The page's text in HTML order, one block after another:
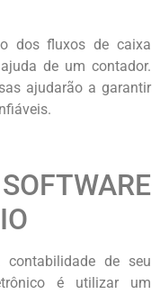
dos fluxos de caixa
de um contador.
ajudarão a garantir
de seu
é utilizar um